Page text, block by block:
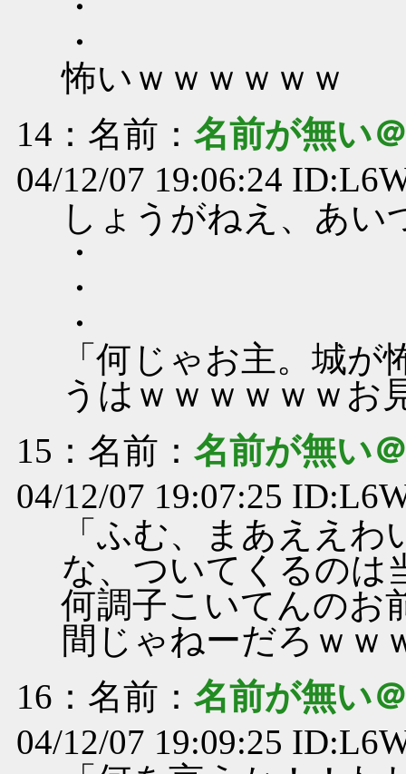
・
怖いｗｗｗｗｗｗ
14 ：名前： 名前が無い
04/12/07 19:06:24
しょうがねえ、あ
・
・
・
「何じゃお主。城
うはｗｗｗｗｗｗお
15 ：名前： 名前が無い
04/12/07 19:07:25
「ふむ、まあええ
な、ついてくるのは
何調子こいてんのお
間じゃねーだろｗｗ
16 ：名前： 名前が無い
04/12/07 19:09:25